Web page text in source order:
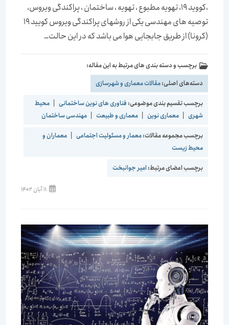
،کووید 19، تهویه مطبوع ، تهویه ، ساختمان ، پراکندگی ویروس،
توصیه های مهندسی یکی از روشهای پراکندگی ویروس کویید 19
(کرونا) از طریق جابجایی هوا می باشد که در این حالت…
برچسب و دسته بندی های مرتبط به این مقاله:
دسته‌های اصلی:مقالات معماری و شهرسازی
برچسب تقسیم بندی موضوعی:فناوری های نوین ساختمانی |
محیط
شهری | معماری نوین | معماری و طبیعت | مهندسی ساختمان
برچسب مجموعه مقالات:معمار و مسئولیت اجتماعی |
معماران و
محیط زیست
برچسب اعضای مرتبط:امیر جوانبخت
11 آبان 1402